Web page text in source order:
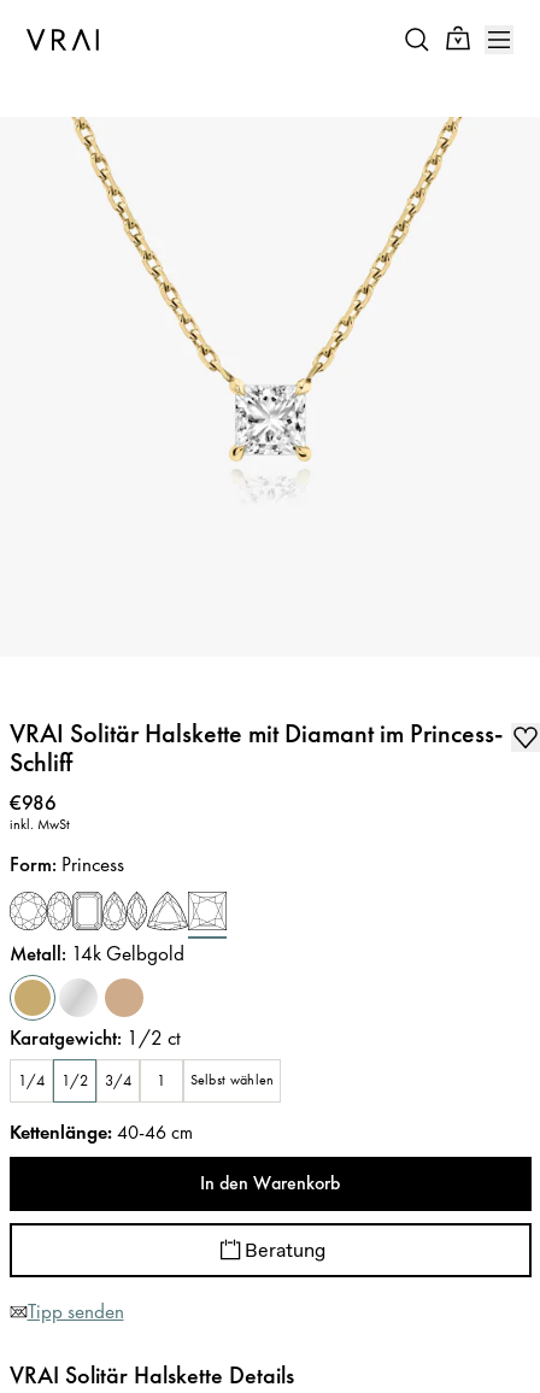
VRAI Solitär Halskette mit Diamant im Princess-
Schliff
Preis:
€986
inkl. MwSt
Form: Princess
Metall: 14k Gelbgold
Karatgewicht: 1/2 ct
1/4 1/2 3/4 1 Selbst wählen
Kettenlänge:40-46 cm
In den Warenkorb
Beratung
Tipp senden
VRAI Solitär Halskette Details